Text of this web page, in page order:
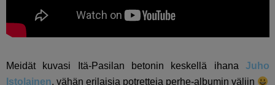
Meidät kuvasi Itä-Pasilan betonin keskellä ihanaJuho
Istolainen, vähän erilaisia potretteja perhe-albumin väliin